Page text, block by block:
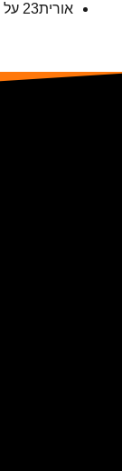
אורית23
על